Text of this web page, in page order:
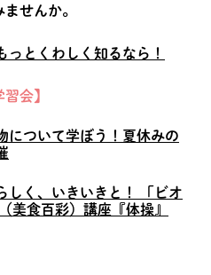
せんか。
っとくわしく知るなら！
会】
について学ぼう！夏休みの
しく、いきいきと！ 「ビオ
美食百彩）講座『体操』